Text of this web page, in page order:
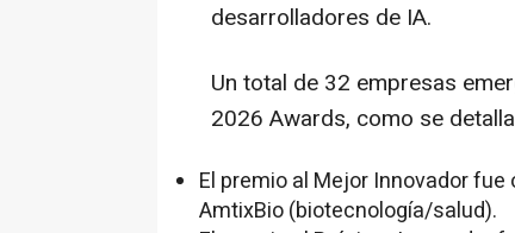
desarrolladores de IA.
Un total de 32 empresas
2026 Awards, como se
El premio al Mejor Innovador
AmtixBio (biotecnología/salud).